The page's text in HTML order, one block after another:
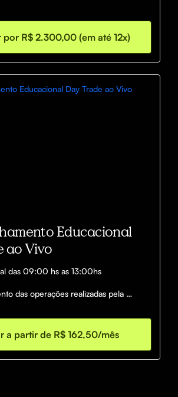
R$ 2.300,00 (em até 12x)
Educacional
ao Vivo
das 09:00 hs as 13:00hs
das operações realizadas pela
Conteúdo com finalidade
a partir de R$ 162,50/mês